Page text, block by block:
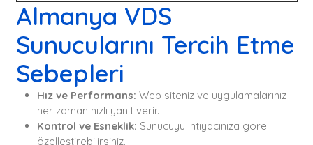
Almanya VDS
Sunucularını Tercih Etme
Sebepleri
Hız ve Performans: Web siteniz ve uygulamalarınız
her zaman hızlı yanıt verir.
Kontrol ve Esneklik: Sunucuyu ihtiyacınıza göre
özelleştirebilirsiniz.